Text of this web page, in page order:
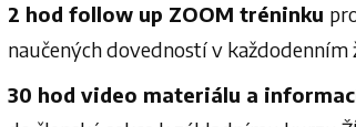
2 hod follow up ZOOM tréninku
naučených dovedností v každodenním
30 hod video materiálu a